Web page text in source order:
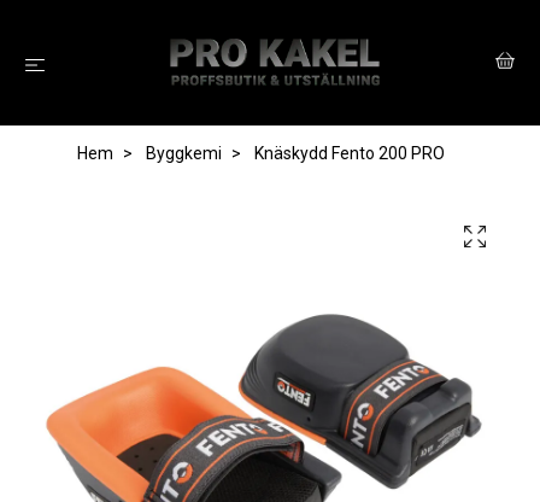
Hem Byggkemi Knäskydd Fento 200 PRO